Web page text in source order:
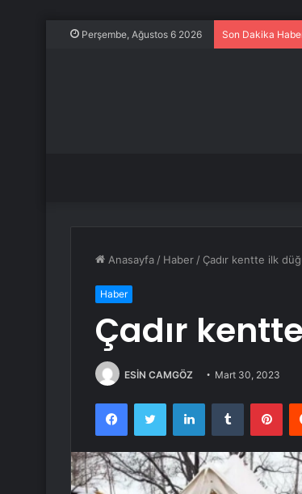
Perşembe, Ağustos 6 2026 Son Dakika
Anasayfa / Haber / Çadır kentte ilk
Haber
Çadır
ESİN CAMGÖZ Mart 30, 2023
FacebookTwitter LinkedInTumblr